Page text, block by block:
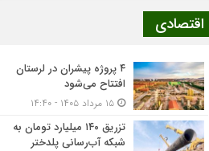
اقتصادی
۴ پروژه پیشران در لرستان
افتتاح می‌شود
تزریق ۱۴۰ میلیارد تومان به
شبکه آب‌رسانی پلدختر